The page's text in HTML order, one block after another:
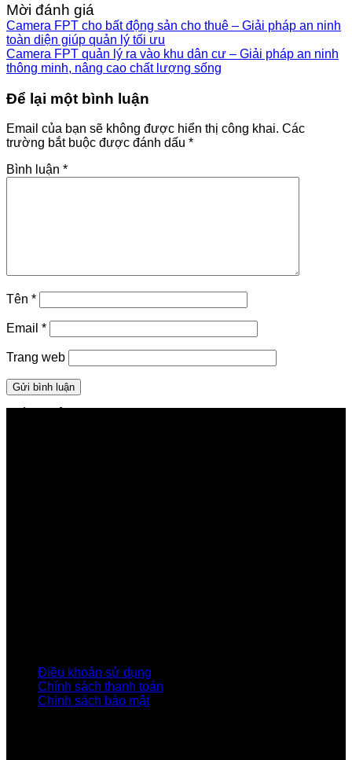
Mời đánh giá
Camera FPT cho bất động sản cho thuê – Giải pháp an ninh
toàn diện giúp quản lý tối ưu
Camera FPT quản lý ra vào khu dân cư – Giải pháp an ninh
thông minh, nâng cao chất lượng sống
Để lại một bình luận
Email của bạn sẽ không được hiển thị công khai. Các
trường bắt buộc được đánh dấu *
Bình luận *
Tên *
Email *
Trang web
Điều khoản sử dụng
Chính sách thanh toán
Chính sách bảo mật